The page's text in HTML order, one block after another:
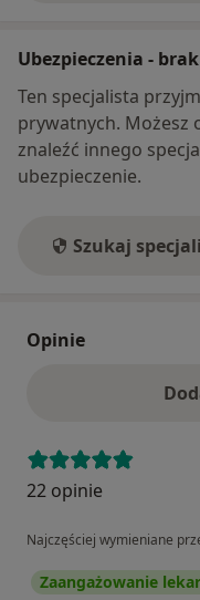
Ubezpieczenia -
Ten specjalista
prywatnych. Możesz
znaleźć innego
ubezpieczenie.
Szukaj
Opinie
22 opinie
Najczęściej wymieniane
Zaangażowanie